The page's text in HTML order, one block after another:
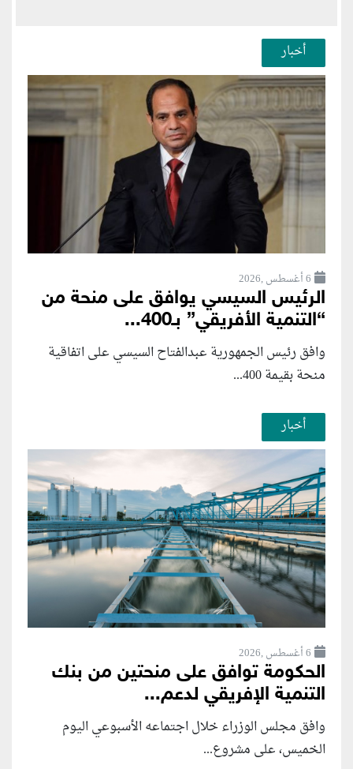
أخبار
6 أغسطس ,2026
الرئيس السيسي يوافق على منحة من
“التنمية الأفريقي” بـ400...
وافق رئيس الجمهورية عبدالفتاح السيسي على اتفاقية
منحة بقيمة 400...
أخبار
6 أغسطس ,2026
الحكومة توافق على منحتين من بنك
التنمية الإفريقي لدعم...
وافق مجلس الوزراء خلال اجتماعه الأسبوعي اليوم
الخميس، على مشروع...